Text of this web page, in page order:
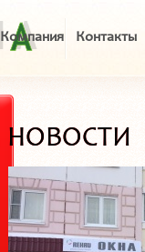
Компания Контакты
НОВОСТИ